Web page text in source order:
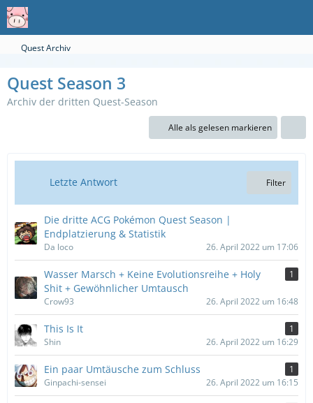
Quest Archiv
Quest Season 3
Archiv der dritten Quest-Season
Alle als gelesen markieren
Letzte Antwort Filter
Die dritte ACG Pokémon Quest Season |
Endplatzierung & Statistik
Da loco 26. April 2022 um 17:06
Wasser Marsch + Keine Evolutionsreihe + Holy
Shit + Gewöhnlicher Umtausch
1
Crow93 26. April 2022 um 16:48
This Is It
1
Shin
26. April 2022 um 16:29
Ein paar Umtäusche zum Schluss
1
Ginpachi-sensei
26. April 2022 um 16:15